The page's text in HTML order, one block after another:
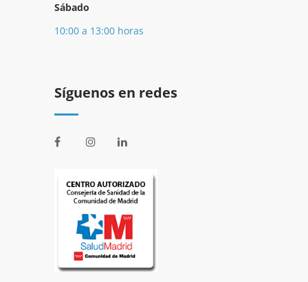
Sábado
10:00 a 13:00 horas
Síguenos en redes